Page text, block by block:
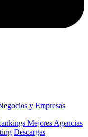
y Empresas
Mejores Agencias
Descargas